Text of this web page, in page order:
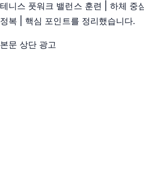
테니스 풋워크 밸런스 훈련 | 하체 중
정복 | 핵심 포인트를 정리했습니다.
본문 상단 광고